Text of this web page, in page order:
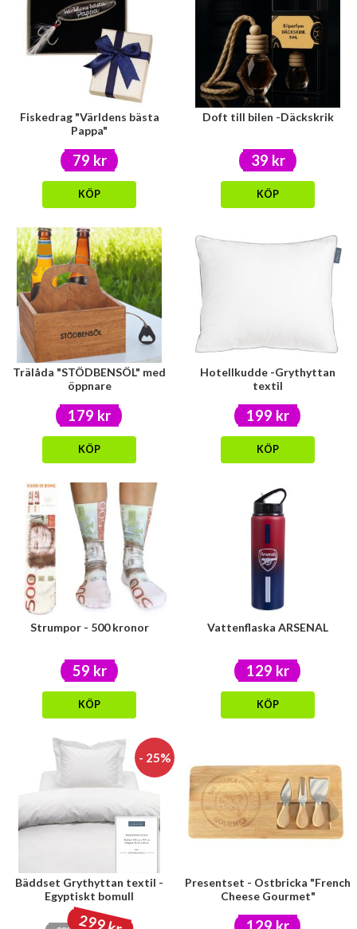
Fiskedrag "Världens bästa
Pappa"
79 kr
KÖP
Doft till bilen -Däckskrik
39 kr
KÖP
Trälåda "STÖDBENSÖL" med
öppnare
179 kr
KÖP
Hotellkudde -Grythyttan
textil
199 kr
KÖP
Strumpor - 500 kronor
59 kr
KÖP
Vattenflaska ARSENAL
129 kr
KÖP
- 25%
Bäddset Grythyttan textil -
Egyptiskt bomull
Presentset - Ostbricka "French
Cheese Gourmet"